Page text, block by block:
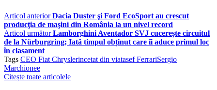
Articol anterior Dacia Duster şi Ford EcoSport au crescut
producţia de maşini din România la un nivel record
Articol următor Lamborghini Aventador SVJ cucerește circuitul
de la Nürburgring; Iată timpul obținut care îi aduce primul loc
în clasament
Tags CEO Fiat Chryslerincetat din viatasef FerrariSergio
Marchionee
Citește toate articolele